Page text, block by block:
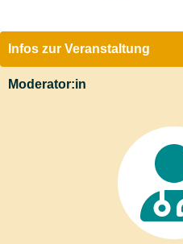
und zur Korrespondenz
für die Reservierung
Sobald Sie sich für die
haben, senden wir
angegebene E-Mail-
einem Link zur
Infos zur Veranstaltung
Moderator:in